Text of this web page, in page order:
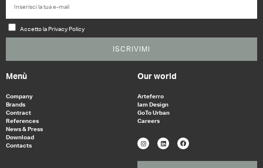
Accetto la Privacy Policy
ISCRIVIMI
Menù
Company
Brands
Contract
References
News & Press
Download
Contacts
Our world
Arteferro
Iam Design
GoTo Urban
Careers